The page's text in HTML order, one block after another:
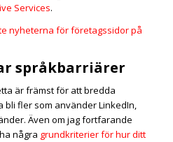
Services.
nyheterna för företagssidor på
språkbarriärer
är främst för att bredda
fler som använder LinkedIn,
Även om jag fortfarande
några grundkriterier för hur ditt